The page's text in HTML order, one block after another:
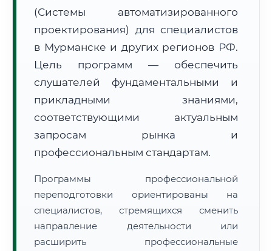
Расчет логистики оригиналов:
• Экспресс-доставка СДЭК / Почтой:
4–6 рабочих дней
📜 Документы и аккредитация ФИС ФРДО
(Системы автоматизированного
проектирования) для специалистов
в Мурманске и других регионов РФ.
Цель программ — обеспечить
слушателей фундаментальными и
прикладными знаниями,
соответствующими актуальным
запросам рынка и
профессиональным стандартам.
Программы профессиональной
переподготовки ориентированы на
специалистов, стремящихся сменить
направление деятельности или
расширить профессиональные